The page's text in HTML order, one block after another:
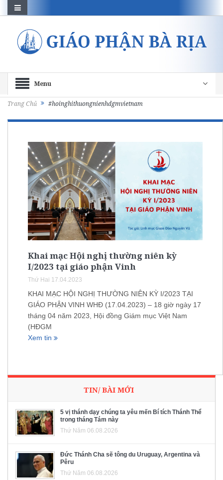
Menu
Trang Chủ #hoinghithuongnienhdgmvietnam
Khai mạc Hội nghị thường niên kỳ
I/2023 tại giáo phận Vinh
Thứ Hai 17.04.2023
KHAI MẠC HỘI NGHỊ THƯỜNG NIÊN KỲ I/2023 TẠI
GIÁO PHẬN VINH WHĐ (17.04.2023) – 18 giờ ngày 17
tháng 04 năm 2023, Hội đồng Giám mục Việt Nam
(HĐGM
Xem tin
TIN/ BÀI MỚI
5 vị thánh dạy chúng ta yêu mến Bí tích Thánh Thể
trong tháng Tám này
Thứ Năm 06.08.2026
Đức Thánh Cha sẽ tông du Uruguay, Argentina và
Pêru
Thứ Năm 06.08.2026